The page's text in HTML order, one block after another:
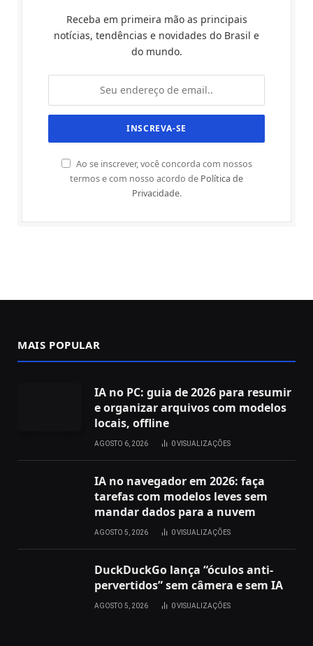
Receba em primeira mão as principais
notícias, tendências e novidades do Brasil e
do mundo.
Ao se inscrever, você concorda com nossos
termos e com nosso acordo de Política de
Privacidade.
MAIS POPULAR
IA no PC: guia de 2026 para resumir
e organizar arquivos com modelos
locais, offline
AGOSTO 6, 2026 0VISUALIZAÇÕES
IA no navegador em 2026: faça
tarefas com modelos leves sem
mandar dados para a nuvem
AGOSTO 5, 2026 0VISUALIZAÇÕES
DuckDuckGo lança “óculos anti-
pervertidos” sem câmera e sem IA
AGOSTO 5, 2026 0VISUALIZAÇÕES